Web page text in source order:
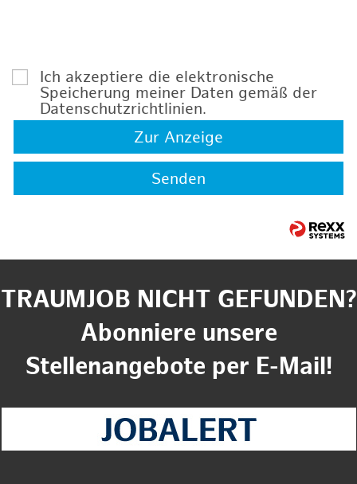
Ich akzeptiere die elektronische
Speicherung meiner Daten gemäß der
Datenschutzrichtlinien.
Zur Anzeige
Senden
TRAUMJOB NICHT GEFUNDEN?
Abonniere unsere
Stellenangebote per E-Mail!